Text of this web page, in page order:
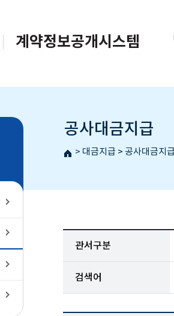
계약정보공개시스템
공사대금지급
> 대금지급 > 공사대금지급
관서구분
검색어